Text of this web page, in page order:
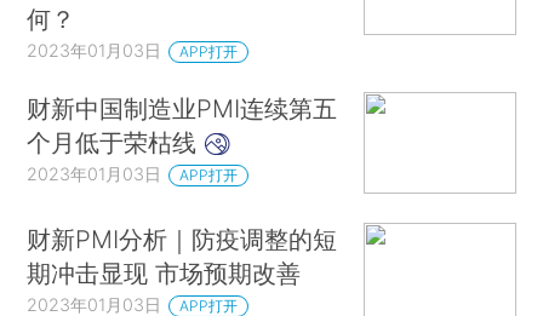
何？
2023年01月03日 APP打开
财新中国制造业PMI连续第五
个月低于荣枯线
2023年01月03日 APP打开
财新PMI分析｜防疫调整的短
期冲击显现 市场预期改善
2023年01月03日 APP打开